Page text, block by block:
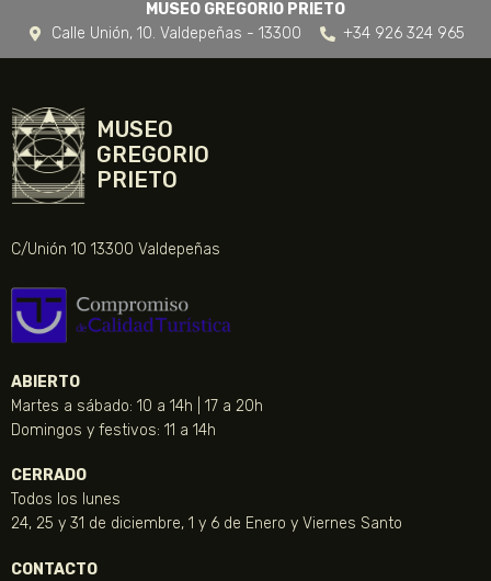
MUSEO GREGORIO PRIETO
Calle Unión, 10. Valdepeñas - 13300
+34 926 324 965
MUSEO
GREGORIO
PRIETO
C/Unión 10 13300 Valdepeñas
ABIERTO
Martes a sábado: 10 a 14h | 17 a 20h
Domingos y festivos: 11 a 14h
CERRADO
Todos los lunes
24, 25 y 31 de diciembre, 1 y 6 de Enero y Viernes Santo
CONTACTO